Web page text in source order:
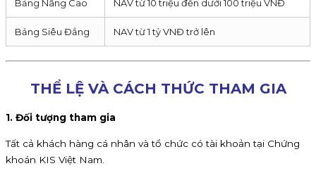
Bảng Nâng Cao NAV từ 10 triệu đến dưới 100 triệu VNĐ
Bảng Siêu Đẳng NAV từ 1 tỷ VNĐ trở lên
THỂ LỆ VÀ CÁCH THỨC THAM GIA
1. Đối tượng tham gia
Tất cả khách hàng cá nhân và tổ chức có tài khoản tại Chứng
khoán KIS Việt Nam.